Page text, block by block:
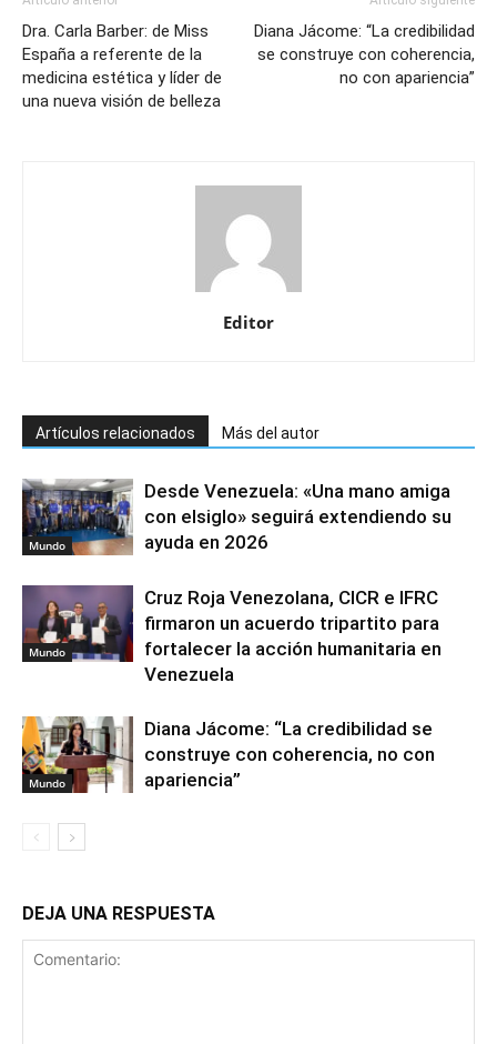
Dra. Carla Barber: de Miss
España a referente de la
medicina estética y líder de
una nueva visión de belleza
Diana Jácome: “La credibilidad
se construye con coherencia,
no con apariencia”
Editor
Artículos relacionados Más del autor
Mundo
Desde Venezuela: «Una mano amiga
con elsiglo» seguirá extendiendo su
ayuda en 2026
Mundo
Cruz Roja Venezolana, CICR e IFRC
firmaron un acuerdo tripartito para
fortalecer la acción humanitaria en
Venezuela
Mundo
Diana Jácome: “La credibilidad se
construye con coherencia, no con
apariencia”
DEJA UNA RESPUESTA